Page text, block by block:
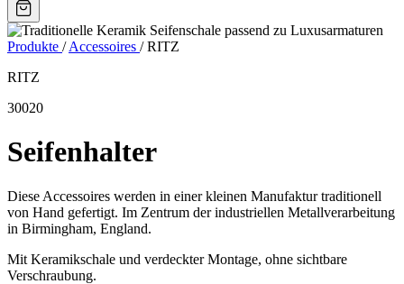
Produkte / Accessoires / RITZ
RITZ
30020
Seifenhalter
Diese Accessoires werden in einer kleinen Manufaktur traditionell
von Hand gefertigt. Im Zentrum der industriellen Metallverarbeitung
in Birmingham, England.
Mit Keramikschale und verdeckter Montage, ohne sichtbare
Verschraubung.